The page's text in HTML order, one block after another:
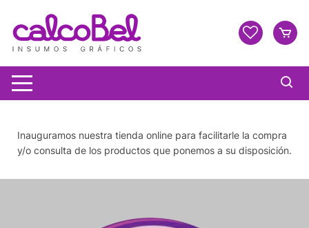
Inauguramos nuestra tienda online para facilitarle la compra
y/o consulta de los productos que ponemos a su disposición.